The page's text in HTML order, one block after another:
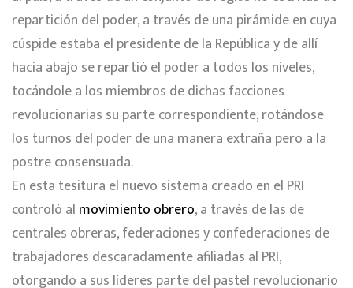
repartición del poder, a través de una pirámide en cuya
cúspide estaba el presidente de la República y de allí
hacia abajo se repartió el poder a todos los niveles,
tocándole a los miembros de dichas facciones
revolucionarias su parte correspondiente, rotándose
los turnos del poder de una manera extraña pero a la
postre consensuada.
En esta tesitura el nuevo sistema creado en el PRI
controló al movimiento obrero, a través de las de
centrales obreras, federaciones y confederaciones de
trabajadores descaradamente afiliadas al PRI,
otorgando a sus líderes parte del pastel revolucionario